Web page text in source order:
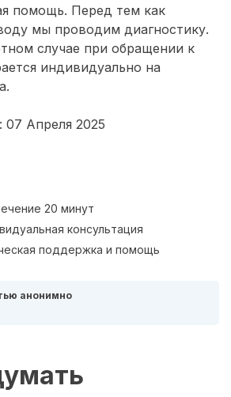
помощь. Перед тем как
мы проводим диагностику.
случае при обращении к
индивидуально на
07 Апреля 2025
20 минут
консультация
поддержка и помощь
анонимно